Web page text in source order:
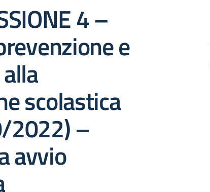
4 –
e
scolastica
2022) –
avvio